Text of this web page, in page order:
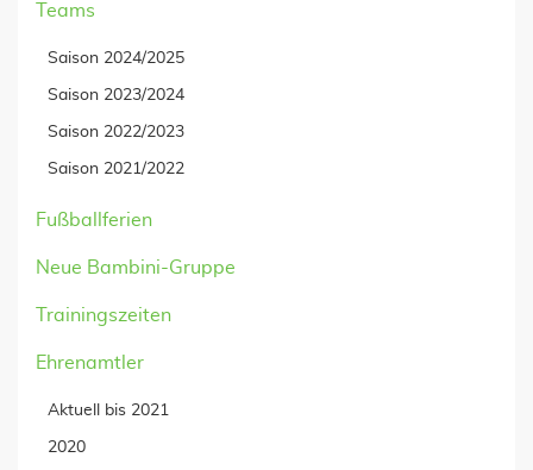
Teams
Saison 2024/2025
Saison 2023/2024
Saison 2022/2023
Saison 2021/2022
Fußballferien
Neue Bambini-Gruppe
Trainingszeiten
Ehrenamtler
Aktuell bis 2021
2020